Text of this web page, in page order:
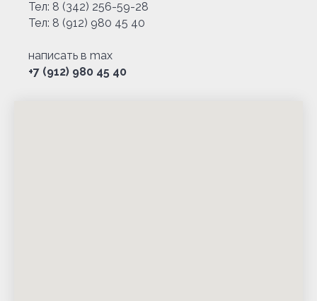
Тел: 8 (342) 256-59-28
Тел: 8 (912) 980 45 40
написать в max
+7 (912) 980 45 40